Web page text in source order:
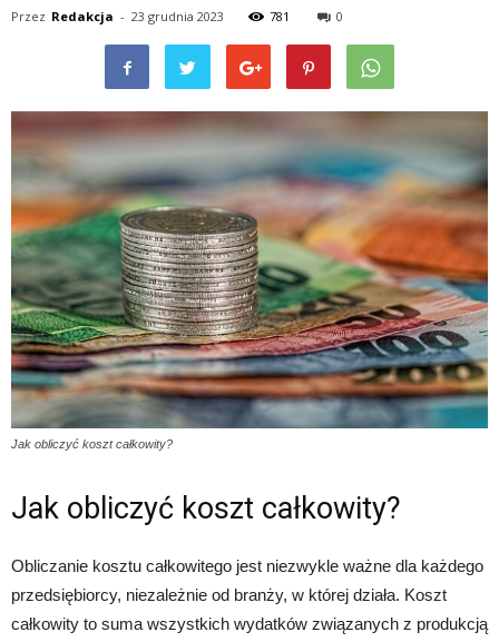
Przez Redakcja - 23 grudnia 2023 781 0
Jak obliczyć koszt całkowity?
Jak obliczyć koszt całkowity?
Obliczanie kosztu całkowitego jest niezwykle ważne dla każdego
przedsiębiorcy, niezależnie od branży, w której działa. Koszt
całkowity to suma wszystkich wydatków związanych z produkcją